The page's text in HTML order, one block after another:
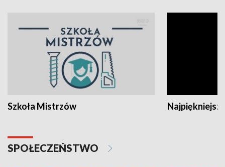
Szkoła Mistrzów
SPOŁECZEŃSTWO